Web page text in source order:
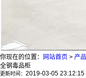
你现在的位置： 网站首页 > 产
全钢毒品柜
更新时间： 2019-03-05 23:12:15